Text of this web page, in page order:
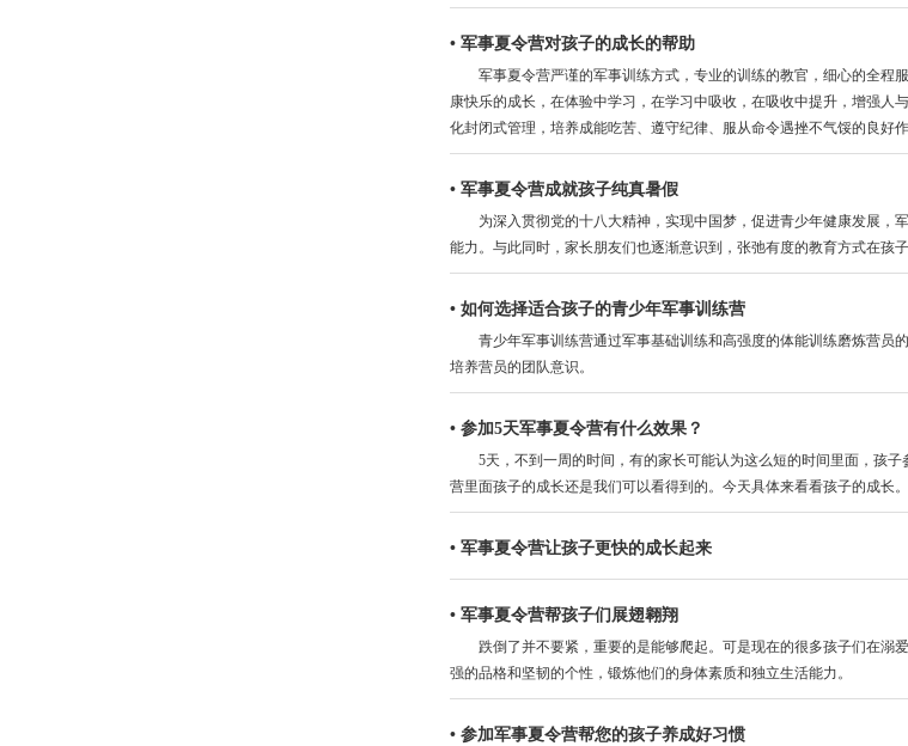
• 军事夏令营对孩子的成长的帮助
军事夏令营严谨的军事训练方式，专业的训练的教官，细心的全程
康快乐的成长，在体验中学习，在学习中吸收，在吸收中提升，增强
化封闭式管理，培养成能吃苦、遵守纪律、服从命令遇挫不气馁的良好作
• 军事夏令营成就孩子纯真暑假
为深入贯彻党的十八大精神，实现中国梦，促进青少年健康发展，
能力。与此同时，家长朋友们也逐渐意识到，张弛有度的教育方式在孩
• 如何选择适合孩子的青少年军事训练营
青少年军事训练营通过军事基础训练和高强度的体能训练磨炼营员
培养营员的团队意识。
• 参加5天军事夏令营有什么效果？
5天，不到一周的时间，有的家长可能认为这么短的时间里面，孩子
营里面孩子的成长还是我们可以看得到的。今天具体来看看孩子的成长。
• 军事夏令营让孩子更快的成长起来
• 军事夏令营帮孩子们展翅翱翔
跌倒了并不要紧，重要的是能够爬起。可是现在的很多孩子们在溺
强的品格和坚韧的个性，锻炼他们的身体素质和独立生活能力。
• 参加军事夏令营帮您的孩子养成好习惯